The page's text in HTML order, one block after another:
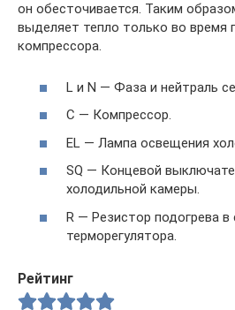
он обесточивается. Таким
выделяет тепло только во время
компрессора.
L и N — Фаза и нейтраль
C — Компрессор.
EL — Лампа освещения
SQ — Концевой
холодильной камеры.
R — Резистор подогрева в
терморегулятора.
Рейтинг